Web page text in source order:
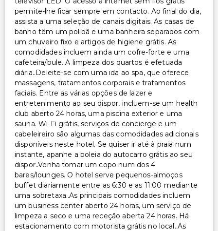
Spa acessível para cadeira de rodas
Recepção acessível para cadeira de rodas
Piscina acessível para cadeira de rodas
Centro de fitness acessível para cadeira de rodas
Receção com concierge acessível para cadeira de
rodas
Restaurante no local acessível para cadeira de rodas
Caminho acessível para cadeira de rodas
Estacionamento acessível para cadeira de rodas
Outros serviços
Cofre na recepção
Salva-vidas no local
Serviço de lavanderia
Serviço de lavanderia/lavagem a seco
permite-lhe ficar sempre em contacto. Ao final do dia,
assista a uma seleção de canais digitais. As casas de
banho têm um polibã e uma banheira separados com
um chuveiro fixo e artigos de higiene grátis. As
comodidades incluem ainda um cofre-forte e uma
cafeteira/bule. A limpeza dos quartos é efetuada
diária..Deleite-se com uma ida ao spa, que oferece
massagens, tratamentos corporais e tratamentos
faciais. Entre as várias opções de lazer e
entretenimento ao seu dispor, incluem-se um health
club aberto 24 horas, uma piscina exterior e uma
sauna. Wi-Fi grátis, serviços de concierge e um
cabeleireiro são algumas das comodidades adicionais
disponíveis neste hotel. Se quiser ir até à praia num
instante, apanhe a boleia do autocarro grátis ao seu
dispor..Venha tomar um copo num dos 4
bares/lounges. O hotel serve pequenos-almoços
buffet diariamente entre as 6:30 e as 11:00 mediante
uma sobretaxa..As principais comodidades incluem
um business center aberto 24 horas, um serviço de
limpeza a seco e uma receção aberta 24 horas. Há
estacionamento com motorista grátis no local..As